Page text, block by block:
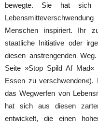
bewegte. Sie hat sich
Menschen inspiriert. Ihr
staatliche Initiative oder
diesen anstrengenden
Seite »Stop Spild Af
Essen zu
das Wegwerfen von
hat sich aus diesen
entwickelt, die einen